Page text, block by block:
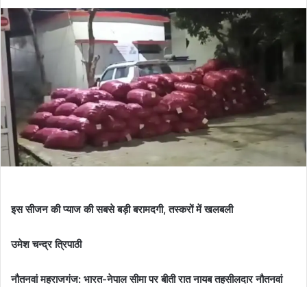
इस सीजन की प्याज की सबसे बड़ी बरामदगी, तस्करों में खलबली
उमेश चन्द्र त्रिपाठी
नौतनवां महराजगंज: भारत-नेपाल सीमा पर बीती रात नायब तहसीलदार नौतनवां